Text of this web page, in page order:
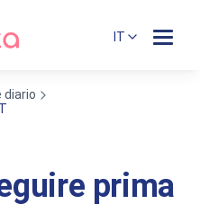
IT
diario
prima